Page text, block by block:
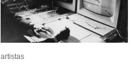
artistas
artistas